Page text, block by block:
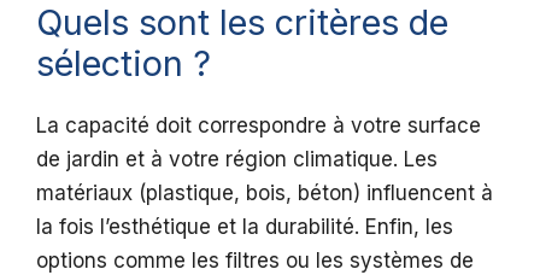
Quels sont les critères de
sélection ?
La capacité doit correspondre à votre surface
de jardin et à votre région climatique. Les
matériaux (plastique, bois, béton) influencent à
la fois l’esthétique et la durabilité. Enfin, les
options comme les filtres ou les systèmes de